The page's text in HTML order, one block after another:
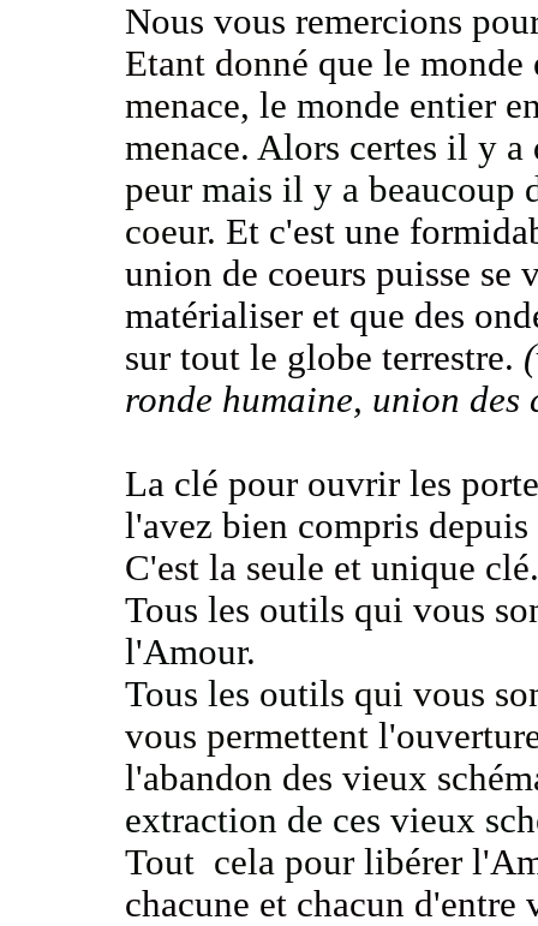
Nous vous remercions
Etant donné que le
menace, le monde entier
menace. Alors certes il y
peur mais il y a beaucoup
coeur. Et c'est une
union de coeurs puisse se
matérialiser et que des
sur tout le globe terrestre.
ronde humaine, union des
La clé pour ouvrir les
l'avez bien compris
C'est la seule et unique
Tous les outils quivous
l'Amour.
Tous les outils qui vous
vous permettent
l'abandon des vieux
extraction de ces vieux
Tout cela pour libérer
chacune et chacun d'entre